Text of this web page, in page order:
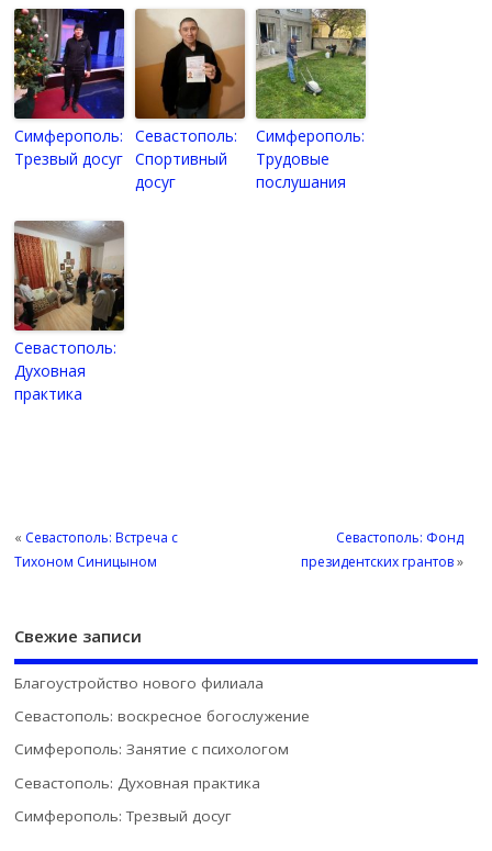
Симферополь:
Трезвый досуг
Севастополь:
Спортивный
досуг
Симферополь:
Трудовые
послушания
Севастополь:
Духовная
практика
« Севастополь: Встреча с
Тихоном Синицыном
Севастополь: Фонд
президентских грантов»
Свежие записи
Благоустройство нового филиала
Севастополь: воскресное богослужение
Симферополь: Занятие с психологом
Севастополь: Духовная практика
Симферополь: Трезвый досуг